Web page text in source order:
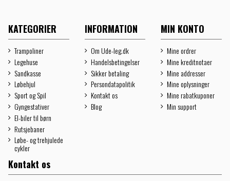
KATEGORIER
Trampoliner
Legehuse
Sandkasse
Løbehjul
Sport og Spil
Gyngestativer
El-biler til børn
Rutsjebaner
Løbe- og trehjulede
cykler
INFORMATION
Om Ude-leg.dk
Handelsbetingelser
Sikker betaling
Persondatapolitik
Kontakt os
Blog
MIN KONTO
Mine ordrer
Mine kreditnotaer
Mine addresser
Mine oplysninger
Mine rabatkuponer
Min support
Kontakt os